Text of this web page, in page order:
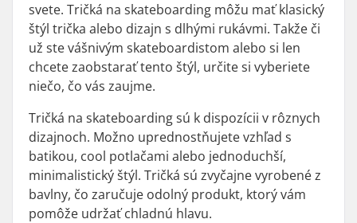
svete. Tričká na skateboarding môžu mať klasický
štýl trička alebo dizajn s dlhými rukávmi. Takže či
už ste vášnivým skateboardistom alebo si len
chcete zaobstarať tento štýl, určite si vyberiete
niečo, čo vás zaujme.
Tričká na skateboarding sú k dispozícii v rôznych
dizajnoch. Možno uprednostňujete vzhľad s
batikou, cool potlačami alebo jednoduchší,
minimalistický štýl. Tričká sú zvyčajne vyrobené z
bavlny, čo zaručuje odolný produkt, ktorý vám
pomôže udržať chladnú hlavu.